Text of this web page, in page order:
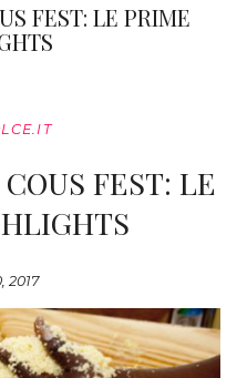
FEST: LE PRIME
FEST: LE
2017